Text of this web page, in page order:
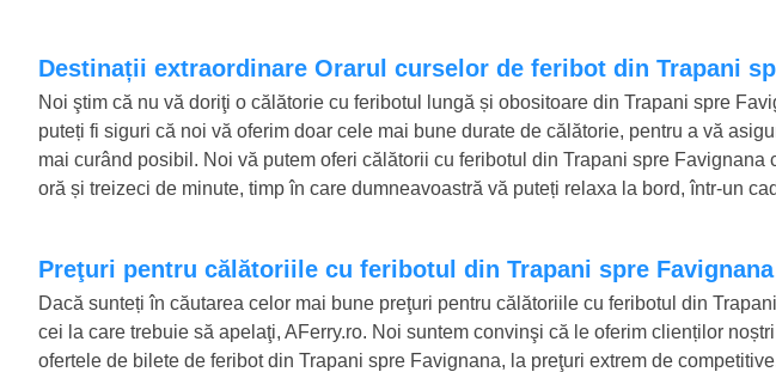
Destinații extraordinare Orarul curselor de feribot din Trapani
Noi ştim că nu vă doriţi o călătorie cu feribotul lungă și obositoare din Trapani spre
puteți fi siguri că noi vă oferim doar cele mai bune durate de călătorie, pentru a vă
mai curând posibil. Noi vă putem oferi călătorii cu feribotul din Trapani spre Favignana
oră și treizeci de minute, timp în care dumneavoastră vă puteți relaxa la bord, într-un
Preţuri pentru călătoriile cu feribotul din Trapani spre Favignana
Dacă sunteți în căutarea celor mai bune preţuri pentru călătoriile cu feribotul din
cei la care trebuie să apelaţi, AFerry.ro. Noi suntem convinşi că le oferim clienților
ofertele de bilete de feribot din Trapani spre Favignana, la preţuri extrem de